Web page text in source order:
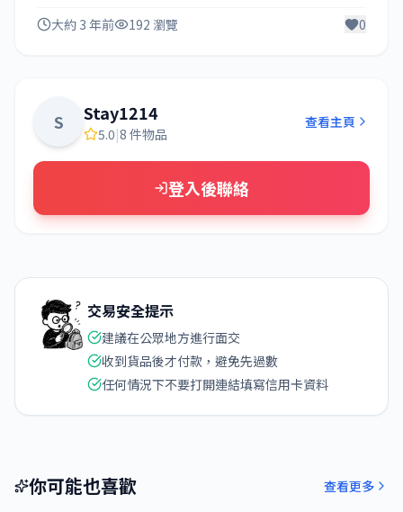
大約 3 年前 192 瀏覽 0
S Stay1214
5.0|8 件物品
查看主頁
登入後聯絡
交易安全提示
建議在公眾地方進行面交
收到貨品後才付款，避免先過數
任何情況下不要打開連結填寫信用卡資料
你可能也喜歡 查看更多